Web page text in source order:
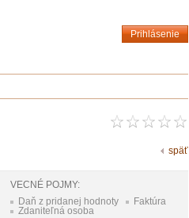
Prihlásenie
späť
VECNÉ POJMY:
Daň z pridanej hodnoty
Faktúra
Zdaniteľná osoba